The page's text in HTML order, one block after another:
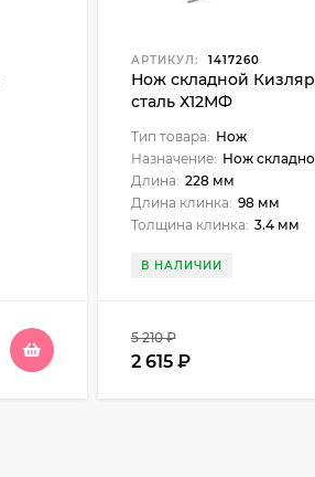
АРТИКУЛ: 1417260
Нож складной Кизляр
сталь Х12МФ
Тип товара: Нож
Назначение: Нож
Длина: 228 мм
Длина клинка: 98 мм
Толщина клинка: 3.4 мм
В НАЛИЧИИ
5 210₽
2 615 ₽